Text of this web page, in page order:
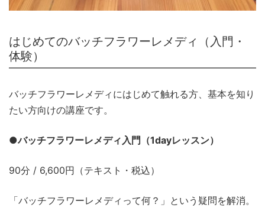
はじめてのバッチフラワーレメディ（入門・
体験）
バッチフラワーレメディにはじめて触れる方、基本を知り
たい方向けの講座です。
●バッチフラワーレメディ入門（1dayレッスン）
90分 / 6,600円（テキスト・税込）
「バッチフラワーレメディって何？」という疑問を解消。